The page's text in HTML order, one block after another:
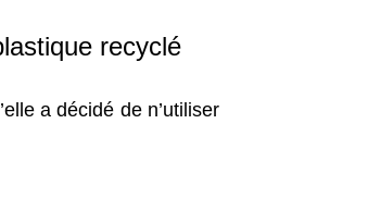
recyclé
a décidé de n’utiliser